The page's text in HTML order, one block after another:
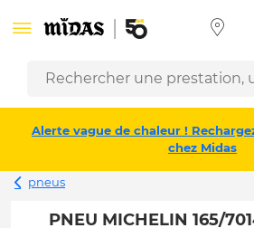
Alerte vague de chaleur !
chez Midas
pneus
PNEU MICHELIN 165/